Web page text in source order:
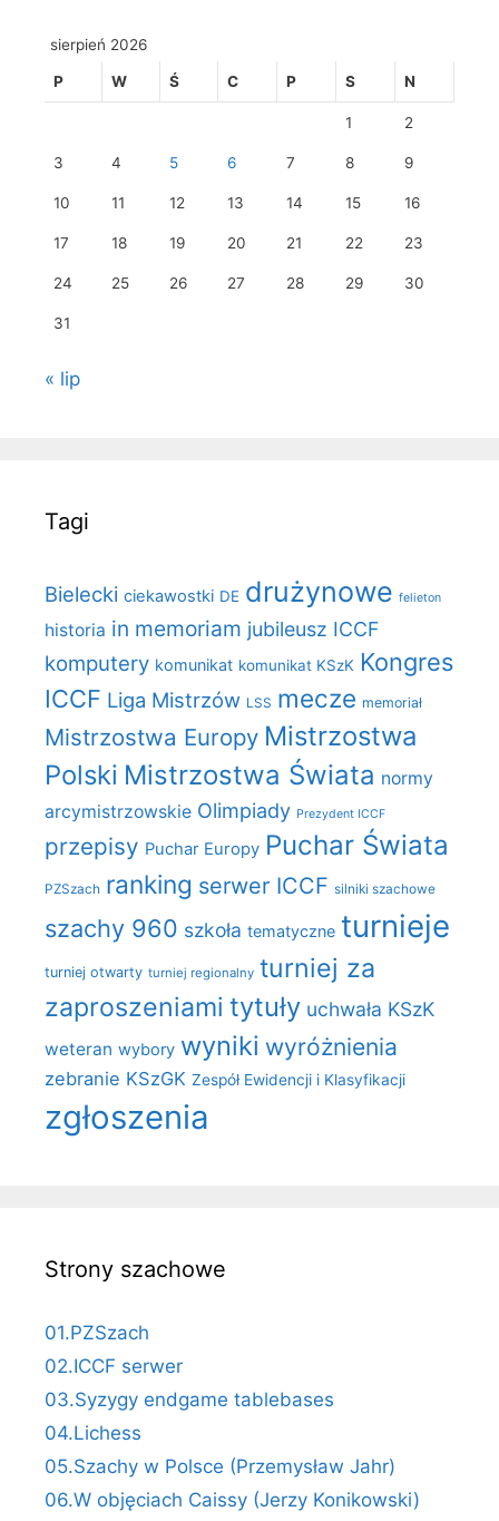
sierpień 2026
P W Ś C P S N
1 2
3 4 5 6 7 8 9
10 11 12 13 14 15 16
17 18 19 20 21 22 23
24 25 26 27 28 29 30
31
« lip
Tagi
Bielecki ciekawostki DE drużynowe felieton
historia in memoriam jubileusz ICCF
komputery komunikat komunikat KSzK Kongres
ICCF Liga Mistrzów LSS mecze memoriał
Mistrzostwa Europy Mistrzostwa
Polski Mistrzostwa Świata normy
arcymistrzowskie Olimpiady Prezydent ICCF
przepisy Puchar Europy Puchar Świata
PZSzach ranking serwer ICCF silniki szachowe
szachy 960 szkoła tematyczne turnieje
turniej otwarty turniej regionalny turniej za
zaproszeniami tytuły uchwała KSzK
weteran wybory wyniki wyróżnienia
zebranie KSzGK Zespół Ewidencji i Klasyfikacji
zgłoszenia
Strony szachowe
01.PZSzach
02.ICCF serwer
03.Syzygy endgame tablebases
04.Lichess
05.Szachy w Polsce (Przemysław Jahr)
06.W objęciach Caissy (Jerzy Konikowski)